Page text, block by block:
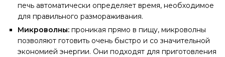
печь автоматически определяет время, необходимое
для правильного размораживания.
Микроволны: проникая прямо в пищу, микроволны
позволяют готовить очень быстро и со значительной
экономией энергии. Они подходят для приготовления